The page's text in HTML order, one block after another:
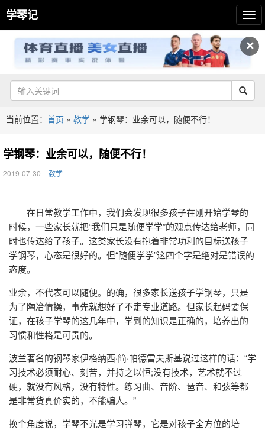
✕
学琴记
当前位置： 首页 » 教学 » 学钢琴：业余可以，随便不行！
学钢琴：业余可以，随便不行！
2019-07-30 教学
在日常教学工作中，我们会发现很多孩子在刚开始学琴的
时候，一些家长就把“我们只是随便学学”的观点传达给老师，同
时也传达给了孩子。这类家长没有抱着非常功利的目标送孩子
学钢琴，心态是很好的。但“随便学学”这四个字是绝对是错误的
态度。
业余，不代表可以随便。的确，很多家长送孩子学钢琴，只是
为了陶冶情操，事先就想好了不走专业道路。但家长起码要保
证，在孩子学琴的这几年中，学到的知识是正确的，培养出的
习惯和性格是可贵的。
波兰著名的钢琴家伊格纳西·简·帕德雷夫斯基说过这样的话：“学
习技术必须耐心、刻苦，并持之以恒;没有技术，艺术就不过
硬，就没有风格，没有特性。练习曲、音阶、琶音、和弦等都
是非常货真价实的，不能骗人。”
换个角度说，学琴不光是学习弹琴，它是对孩子全方位的培